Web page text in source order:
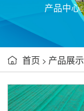
产品中心
 首页 > 产品展示